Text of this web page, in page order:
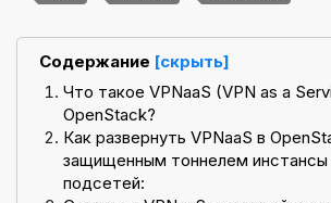
Содержание [скрыть]
Что такое VPNaaS (VPN as a
OpenStack?
Как развернуть VPNaaS в
защищенным тоннелем инстансы
подсетей: